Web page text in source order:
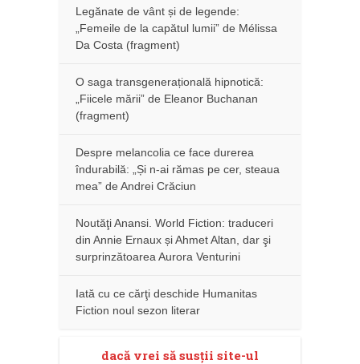
Legănate de vânt și de legende:
„Femeile de la capătul lumii” de Mélissa
Da Costa (fragment)
O saga transgenerațională hipnotică:
„Fiicele mării” de Eleanor Buchanan
(fragment)
Despre melancolia ce face durerea
îndurabilă: „Și n-ai rămas pe cer, steaua
mea” de Andrei Crăciun
Noutăţi Anansi. World Fiction: traduceri
din Annie Ernaux și Ahmet Altan, dar şi
surprinzătoarea Aurora Venturini
Iată cu ce cărţi deschide Humanitas
Fiction noul sezon literar
dacă vrei să susţii site-ul